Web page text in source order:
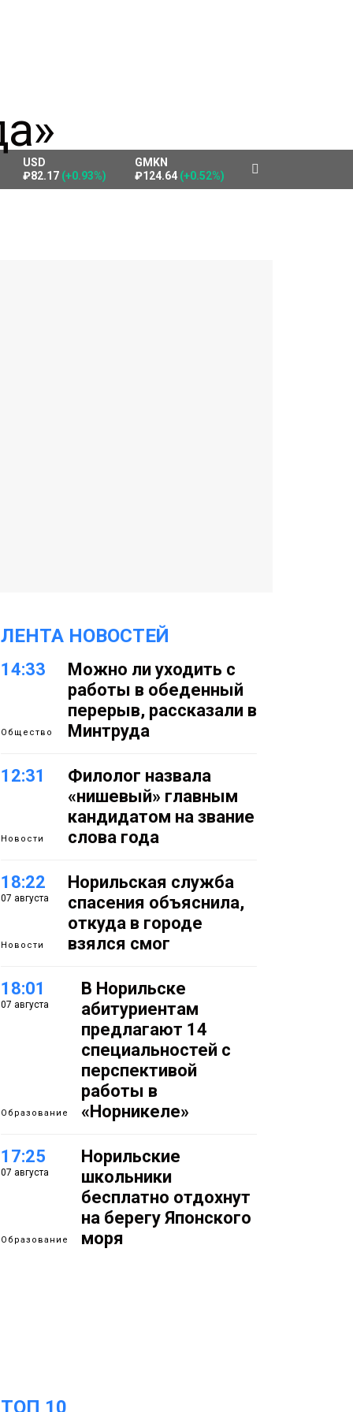
USD
₽82.17 (+0.93%)
GMKN
₽124.64 (+0.52%)
ЛЕНТА НОВОСТЕЙ
14:33
Общество
Можно ли уходить с
работы в обеденный
перерыв, рассказали в
Минтруда
12:31
Новости
Филолог назвала
«нишевый» главным
кандидатом на звание
слова года
18:22
07 августа
Новости
Норильская служба
спасения объяснила,
откуда в городе
взялся смог
18:01
07 августа
Образование
В Норильске
абитуриентам
предлагают 14
специальностей с
перспективой
работы в
«Норникеле»
17:25
07 августа
Образование
Норильские
школьники
бесплатно отдохнут
на берегу Японского
моря
ТОП 10